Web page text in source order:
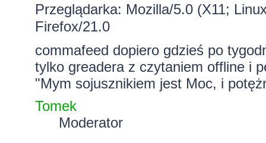
Przeglądarka: Mozilla/5.0 (X11;
Firefox/21.0
commafeed dopiero gdzieś po
tylko greadera z czytaniem offline i
"Mym sojusznikiem jest Moc, i
Tomek
Moderator